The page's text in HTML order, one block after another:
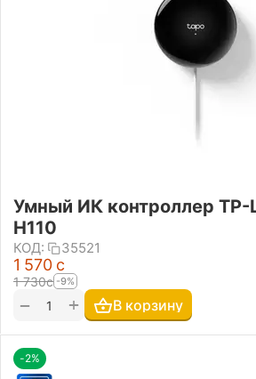
Умный ИК контроллер TP-
H110
КОД: 35521
1 570 с
1 730с -9%
+
− В корзину
-2%